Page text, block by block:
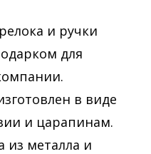
и ручки
для
в виде
и царапинам.
из металла и